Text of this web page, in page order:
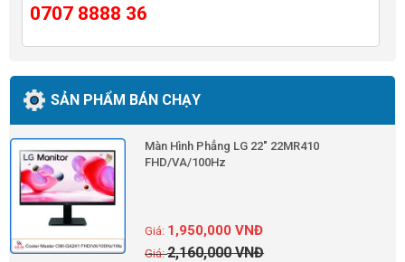
0707 8888 36
SẢN PHẨM BÁN CHẠY
Màn Hình Phẳng LG 22" 22MR410
FHD/VA/100Hz
2,160,000VNĐ
1,950,000VNĐ